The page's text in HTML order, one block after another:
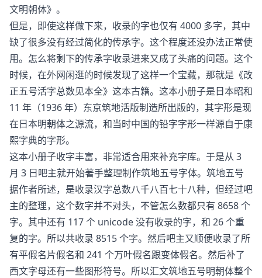
文明朝体》。
但是，即使这样做下来，收录的字也仅有 4000 多字，其中
缺了很多没有经过简化的传承字。这个程度还没办法正常使
用。怎么将剩下的传承字收录进来又成了头痛的问题。这个
时候，在外网闲逛的时候发现了这样一个宝藏，那就是《改
正五号活字总数见本全》这本古籍。这本小册子是日本昭和
11 年（1936 年）东京筑地活版制造所出版的，其字形是现
在日本明朝体之源流，和当时中国的铅字字形一样源自于康
熙字典的字形。
这本小册子收字丰富，非常适合用来补充字库。于是从 3
月 3 日吧主就开始著手整理制作筑地五号字体。筑地五号
据作者所述，是收录汉字总数八千八百七十八种，但经过吧
主的整理，这个数字并不对头，不管怎么数都只有 8658 个
字。其中还有 117 个 unicode 没有收录的字，和 26 个重
复的字。所以共收录 8515 个字。然后吧主又顺便收录了所
有平假名片假名和 241 个万叶假名跟变体假名。然后补了
西文字母还有一些图形符号。所以汇文筑地五号明朝体整个